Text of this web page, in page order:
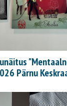
Pärnu